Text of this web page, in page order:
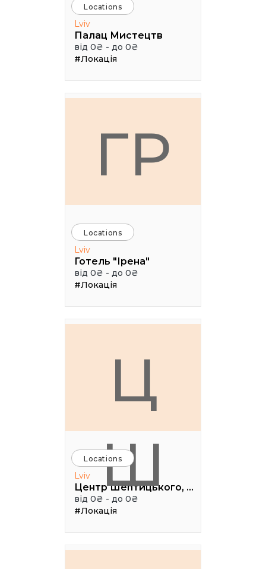
Locations
Lviv
Палац Мистецтв
від 0₴ - до 0₴
#Локація
ГР
Locations
Lviv
Готель "Ірена"
від 0₴ - до 0₴
#Локація
Ц
Ш
Locations
Lviv
Центр Шептицького, 1 поверх, паркова аудиторія
від 0₴ - до 0₴
#Локація